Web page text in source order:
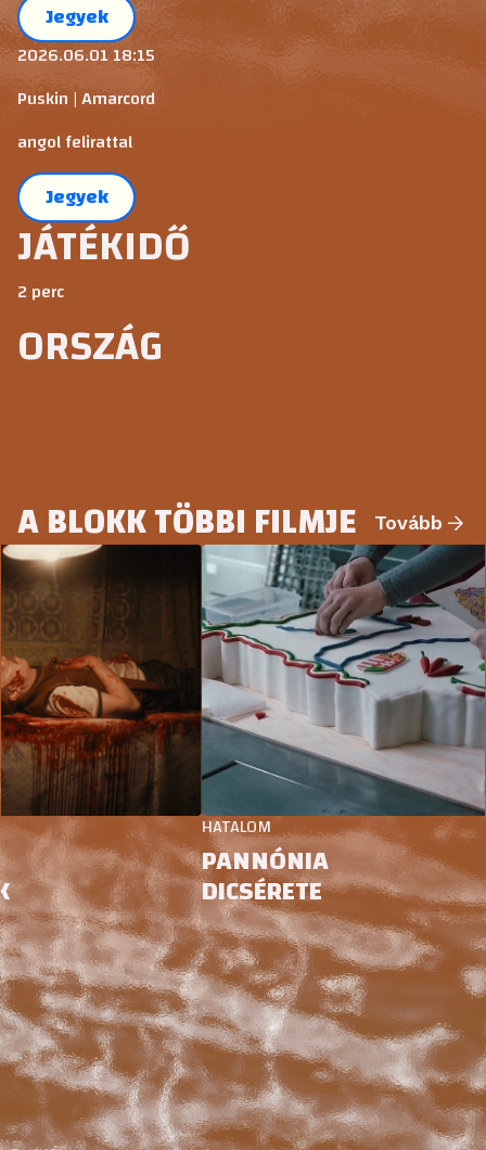
Jegyek
2026.06.01 18:15
Puskin | Amarcord
angol felirattal
Jegyek
JÁTÉKIDŐ
2 perc
ORSZÁG
A BLOKK TÖBBI FILMJE Tovább
HATALOM
PANNÓNIA
DICSÉRETE